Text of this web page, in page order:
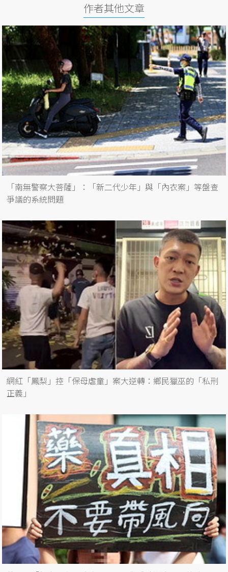
作者其他文章
「南無警察大菩薩」：「新二代少年」與「內衣案」等盤查
爭議的系統問題
網紅「鳳梨」控「保母虐童」案大逆轉：鄉民獵巫的「私刑
正義」